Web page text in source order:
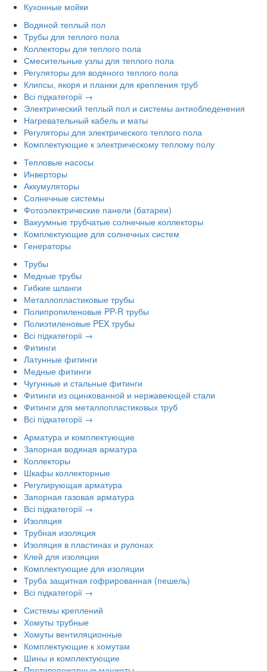
Кухонные мойки
Водяной теплый пол
Трубы для теплого пола
Коллекторы для теплого пола
Смесительные узлы для теплого пола
Регуляторы для водяного теплого пола
Клипсы, якоря и планки для крепления труб
Всі підкатегорії →
Электрический теплый пол и системы антиобледенения
Нагревательный кабель и маты
Регуляторы для электрического теплого пола
Комплектующие к электрическому теплому полу
Тепловые насосы
Инверторы
Аккумуляторы
Солнечные системы
Фотоэлектрические панели (батареи)
Вакуумные трубчатые солнечные коллекторы
Комплектующие для солнечных систем
Генераторы
Трубы
Медные трубы
Гибкие шланги
Металлопластиковые трубы
Полипропиленовые PP-R трубы
Полиэтиленовые PEX трубы
Всі підкатегорії →
Фитинги
Латунные фитинги
Медные фитинги
Чугунные и стальные фитинги
Фитинги из оцинкованной и нержавеющей стали
Фитинги для металлопластиковых труб
Всі підкатегорії →
Арматура и комплектующие
Запорная водяная арматура
Коллекторы
Шкафы коллекторные
Регулирующая арматура
Запорная газовая арматура
Всі підкатегорії →
Изоляция
Трубная изоляция
Изоляция в пластинах и рулонах
Клей для изоляции
Комплектующие для изоляции
Труба защитная гофрированная (пешель)
Всі підкатегорії →
Системы креплений
Хомуты трубные
Хомуты вентиляционные
Комплектующие к хомутам
Шины и комплектующие